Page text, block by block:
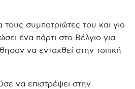
συμπατριώτες του και για
ένα πάρτι στο Βέλγιο για
να ενταχθεί στην τοπική
να επιστρέψει στην